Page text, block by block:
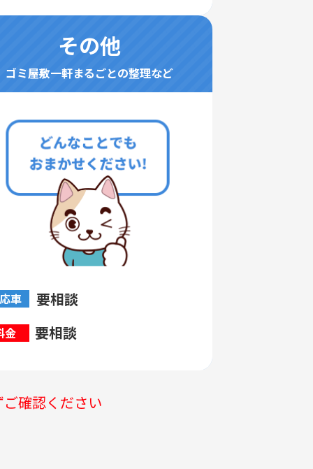
その他
ゴミ屋敷一軒まるごとの整理など
車 要相談
金 要相談
確認ください